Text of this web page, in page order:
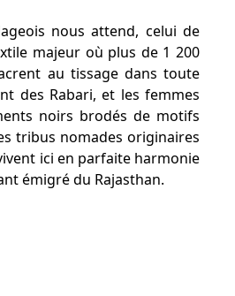
nous attend, celui de
majeur où plus de 1 200
au tissage dans toute
des Rabari, et les femmes
noirs brodés de motifs
tribus nomades originaires
ici en parfaite harmonie
émigré du Rajasthan.